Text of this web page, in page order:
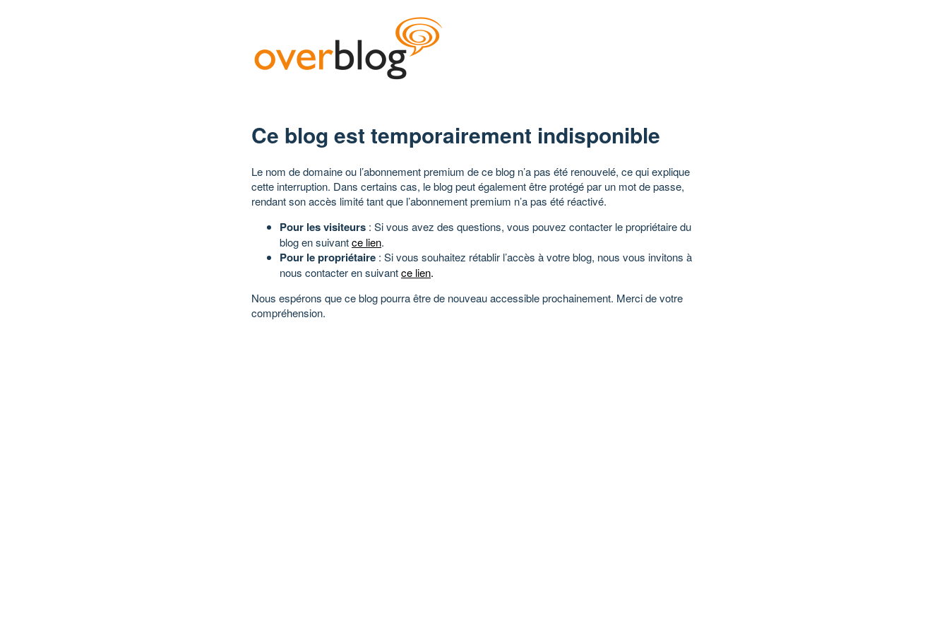
Ce blog est temporairement indisponible
Le nom de domaine ou l’abonnement premium de ce blog n’a pas été renouvelé, ce qui explique
cette interruption. Dans certains cas, le blog peut également être protégé par un mot de passe,
rendant son accès limité tant que l’abonnement premium n’a pas été réactivé.
Pour les visiteurs : Si vous avez des questions, vous pouvez contacter le propriétaire du
blog en suivantce lien.
Pour le propriétaire : Si vous souhaitez rétablir l’accès à votre blog, nous vous invitons à
nous contacter en suivantce lien.
Nous espérons que ce blog pourra être de nouveau accessible prochainement. Merci de votre
compréhension.